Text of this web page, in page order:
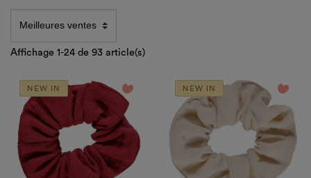
Affichage 1-24 de 93 article(s)
NEW IN favorite_border NEW IN favorite_border